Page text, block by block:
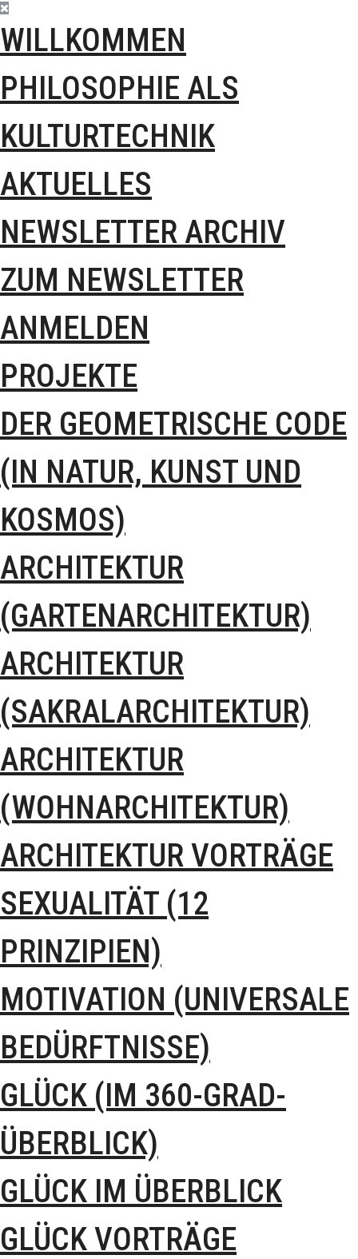
WILLKOMMEN
PHILOSOPHIE ALS
KULTURTECHNIK
AKTUELLES
NEWSLETTER ARCHIV
ZUM NEWSLETTER
ANMELDEN
PROJEKTE
DER GEOMETRISCHE CODE
(IN NATUR, KUNST UND
KOSMOS)
ARCHITEKTUR
(GARTENARCHITEKTUR)
ARCHITEKTUR
(SAKRALARCHITEKTUR)
ARCHITEKTUR
(WOHNARCHITEKTUR)
ARCHITEKTUR VORTRÄGE
SEXUALITÄT (12
PRINZIPIEN)
MOTIVATION (UNIVERSALE
BEDÜRFTNISSE)
GLÜCK (IM 360-GRAD-
ÜBERBLICK)
GLÜCK IM ÜBERBLICK
GLÜCK VORTRÄGE